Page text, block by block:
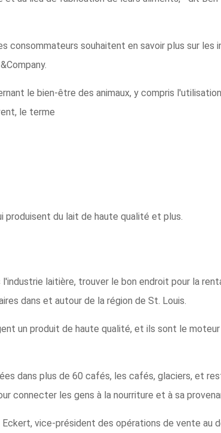
consommateurs souhaitent en savoir plus sur les
le bien-être des animaux, y compris
le terme
produisent du lait de haute qualité et plus.
laitière, trouver le bon endroit pour la
dans et autour de la région de St. Louis.
un produit de haute qualité, et ils sont le
dans plus de 60 cafés, les cafés, glaciers, et
connecter les gens à la nourriture et à sa
vice-président des opérations de vente au